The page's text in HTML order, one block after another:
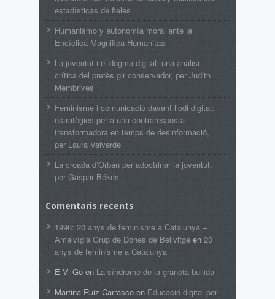
estadísticas de fieles
Humanismo y autonomía moral ante la
Encíclica Magnifica Humanitas
La joventut i el dogma digital: una anàlisi
crítica del pretès gir conservador, per Judith
Membrives
Feminisme i comunicació davant l’odi digital:
estratègies per a una contraresposta
transformadora en temps de desinformació,
per Laura Valverde
La croada d’Orbán per adoctrinar la joventut,
per Gáspár Békés
Comentaris recents
1996: 20 anys de feminisme a Catalunya –
Amalvígia Grup de Dones de Bellvitge en 20
anys de feminisme a Catalunya
E Vi Go en La síndrome de la granota bullida
Martina Ruiz Carrasco en Educació digital per